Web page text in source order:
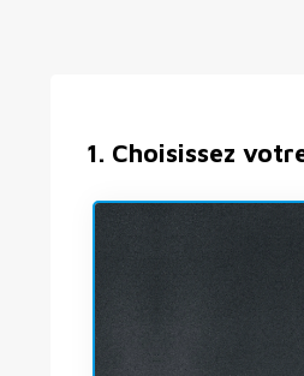
1. Choisissez